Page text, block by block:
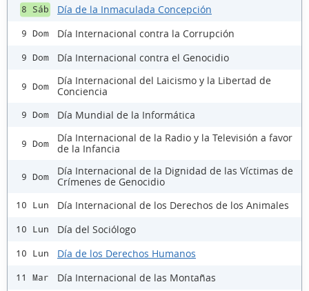
8 Sáb Día de la Inmaculada Concepción
9 Dom Día Internacional contra la Corrupción
9 Dom Día Internacional contra el Genocidio
9 Dom
Día Internacional del Laicismo y la Libertad de
Conciencia
9 Dom Día Mundial de la Informática
9 Dom
Día Internacional de la Radio y la Televisión a favor
de la Infancia
9 Dom
Día Internacional de la Dignidad de las Víctimas de
Crímenes de Genocidio
10 Lun Día Internacional de los Derechos de los Animales
10 Lun Día del Sociólogo
10 Lun Día de los Derechos Humanos
11 Mar Día Internacional de las Montañas